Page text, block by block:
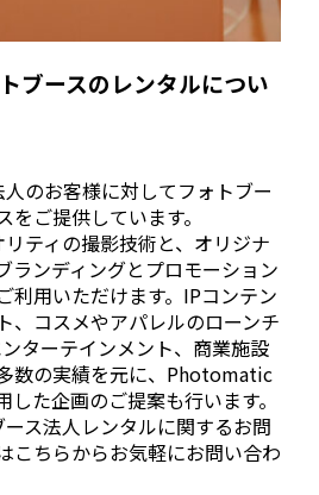
ブースのレンタルについ
のお客様に対してフォトブー
ご提供しています。
ティの撮影技術と、オリジナ
ランディングとプロモーション
利用いただけます。IPコンテン
、コスメやアパレルのローンチ
ターテインメント、商業施設
数の実績を元に、Photomatic
た企画のご提案も行います。
ス法人レンタルに関するお問
こちらからお気軽にお問い合わ